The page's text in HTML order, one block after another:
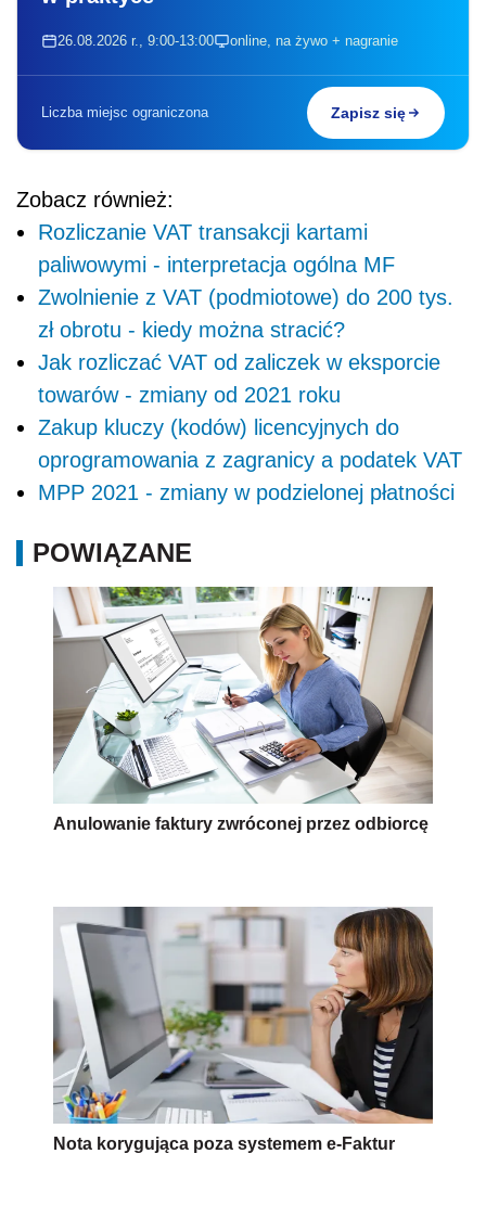
26.08.2026 r., 9:00-13:00 online, na żywo + nagranie
Liczba miejsc ograniczona Zapisz się
Zobacz również:
Rozliczanie VAT transakcji kartami
paliwowymi - interpretacja ogólna MF
Zwolnienie z VAT (podmiotowe) do 200 tys.
zł obrotu - kiedy można stracić?
Jak rozliczać VAT od zaliczek w eksporcie
towarów - zmiany od 2021 roku
Zakup kluczy (kodów) licencyjnych do
oprogramowania z zagranicy a podatek VAT
MPP 2021 - zmiany w podzielonej płatności
POWIĄZANE
Anulowanie faktury zwróconej przez odbiorcę
Nota korygująca poza systemem e-Faktur